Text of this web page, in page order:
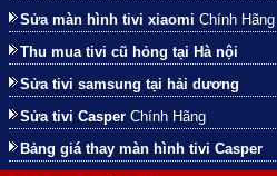
Sửa màn hình tivi xiaomi Chính Hãng
Thu mua tivi cũ hỏng tại Hà nội
Sửa tivi samsung tại hải dương
Sửa tivi Casper Chính Hãng
Bảng giá thay màn hình tivi Casper